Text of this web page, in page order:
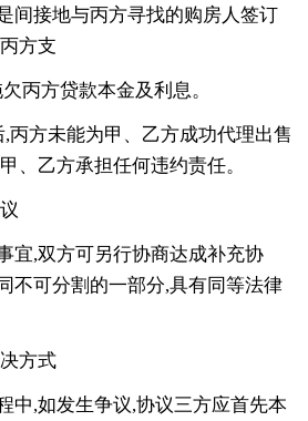
间接地与丙方寻找的购房人签订
方支
丙方贷款本金及利息。
丙方未能为甲、乙方成功代理出售
、乙方承担任何违约责任。
宜,双方可另行协商达成补充协
不可分割的一部分,具有同等法律
方式
中,如发生争议,协议三方应首先本